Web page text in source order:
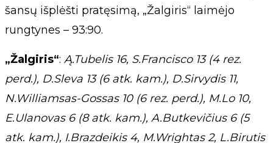
šansų išplėšti pratęsimą, „Žalgiris“ laimėjo
rungtynes – 93:90.
„Žalgiris“: Ą.Tubelis 16, S.Francisco 13 (4 rez.
perd.), D.Sleva 13 (6 atk. kam.), D.Sirvydis 11,
N.Williamsas-Gossas 10 (6 rez. perd.), M.Lo 10,
E.Ulanovas 6 (8 atk. kam.), A.Butkevičius 6 (5
atk. kam.), I.Brazdeikis 4, M.Wrightas 2, L.Birutis